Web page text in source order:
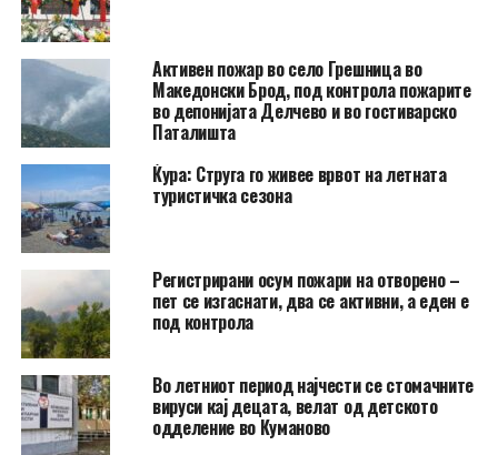
Активен пожар во село Грешница во
Македонски Брод, под контрола пожарите
во депонијата Делчево и во гостиварско
Паталишта
Ќура: Струга го живее врвот на летната
туристичка сезона
Регистрирани осум пожари на отворено –
пет се изгаснати, два се активни, а еден е
под контрола
Во летниот период најчести се стомачните
вируси кај децата, велат од детското
одделение во Куманово